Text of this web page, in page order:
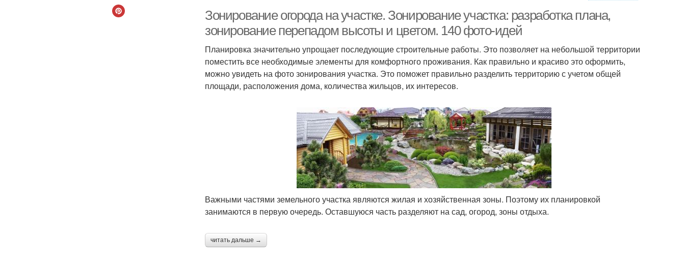
Зонирование огорода на участке. Зонирование участка: разработка плана,
зонирование перепадом высоты и цветом. 140 фото-идей
Планировка значительно упрощает последующие строительные работы. Это позволяет на небольшой территории
поместить все необходимые элементы для комфортного проживания. Как правильно и красиво это оформить,
можно увидеть на фото зонирования участка. Это поможет правильно разделить территорию с учетом общей
площади, расположения дома, количества жильцов, их интересов.
Важными частями земельного участка являются жилая и хозяйственная зоны. Поэтому их планировкой
занимаются в первую очередь. Оставшуюся часть разделяют на сад, огород, зоны отдыха.
читать дальше →